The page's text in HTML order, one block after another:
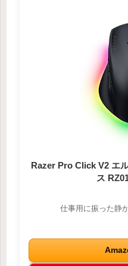
Razer Pro Click V2 エ
ス
仕事用に振った静